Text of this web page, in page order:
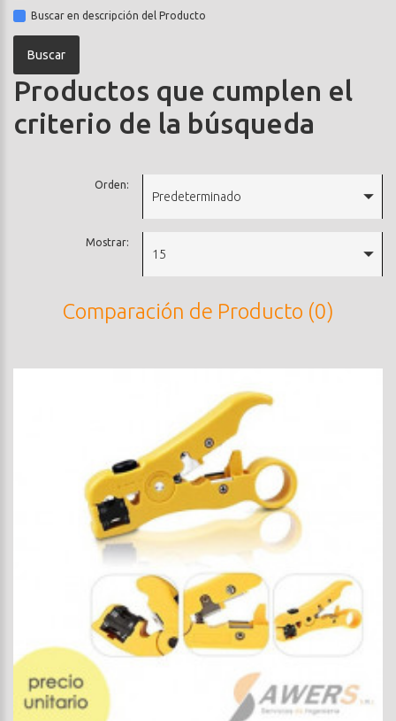
Buscar en descripción del Producto
Productos que cumplen el
criterio de la búsqueda
Orden:
Predeterminado
Mostrar:
15
Comparación de Producto (0)